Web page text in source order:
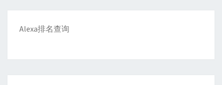
Alexa排名查询